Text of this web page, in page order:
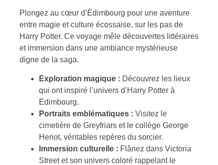
Plongez au cœur d’Édimbourg pour une aventure
entre magie et culture écossaise, sur les pas de
Harry Potter. Ce voyage mêle découvertes littéraires
et immersion dans une ambiance mystérieuse
digne de la saga.
Exploration magique : Découvrez les lieux
qui ont inspiré l’univers d’Harry Potter à
Édimbourg.
Portraits emblématiques : Visitez le
cimetière de Greyfriars et le collège George
Heriot, véritables repères du sorcier.
Immersion culturelle : Flânez dans Victoria
Street et son univers coloré rappelant le